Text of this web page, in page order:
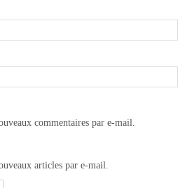
commentaires par e-mail.
articles par e-mail.